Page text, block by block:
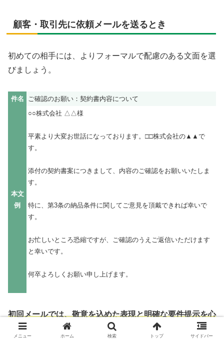
顧客・取引先に依頼メールを送るとき
初めての相手には、よりフォーマルで配慮のある文面を選
びましょう。
件名 ご確認のお願い：契約書内容について
本文
例
○○株式会社 △△様
平素より大変お世話になっております。□□株式会社の▲▲で
す。
添付の契約書案につきまして、内容のご確認をお願いいたしま
す。
特に、第3条の納品条件に関してご意見を頂戴できれば幸いで
す。
お忙しいところ恐縮ですが、ご確認のうえご返信いただけます
と幸いです。
何卒よろしくお願い申し上げます。
初回メールでは、敬意を込めた表現と明確な要件提示を心
がけましょう。
メニュー ホーム 検索 トップ サイドバー